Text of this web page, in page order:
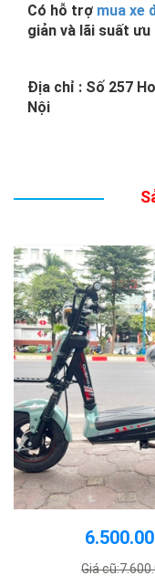
Có hỗ trợ mua xe
giản và lãi suất ưu
Địa chỉ : Số 257
Nội